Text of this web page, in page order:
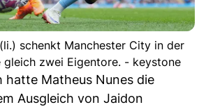
schenkt Manchester City in der
gleich zwei Eigentore. - keystone
hatte Matheus Nunes die
Ausgleich von Jaidon